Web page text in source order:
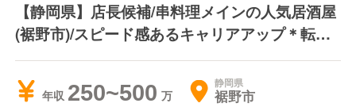
【静岡県】店長候補/串料理メインの人気居酒屋
(裾野市)/スピード感あるキャリアアップ＊転居
費用負担＊独立支援制度あり
年収 250~500 静岡県
裾野市